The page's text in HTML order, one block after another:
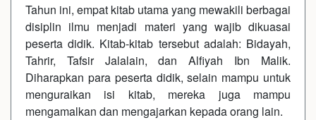
Tahun ini, empat kitab utama yang mewakili berbagai
disiplin ilmu menjadi materi yang wajib dikuasai
peserta didik. Kitab-kitab tersebut adalah: Bidayah,
Tahrir, Tafsir Jalalain, dan Alfiyah Ibn Malik.
Diharapkan para peserta didik, selain mampu untuk
menguraikan isi kitab, mereka juga mampu
mengamalkan dan mengajarkan kepada orang lain.